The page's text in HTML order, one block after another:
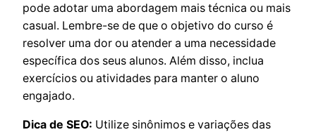
pode adotar uma abordagem mais técnica ou mais
casual. Lembre-se de que o objetivo do curso é
resolver uma dor ou atender a uma necessidade
específica dos seus alunos. Além disso, inclua
exercícios ou atividades para manter o aluno
engajado.
Dica de SEO: Utilize sinônimos e variações das